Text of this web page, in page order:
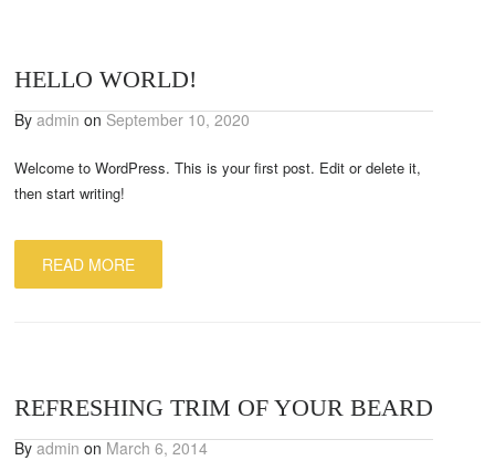
HELLO WORLD!
Byadmin on September 10, 2020
Welcome to WordPress. This is your first post. Edit or delete it,
then start writing!
READ MORE
REFRESHING TRIM OF YOUR BEARD
Byadmin on March 6, 2014